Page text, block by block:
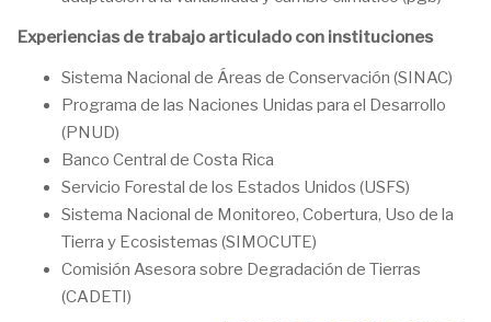
Experiencias de trabajo articulado con instituciones
Sistema Nacional de Áreas de Conservación (SINAC)
Programa de las Naciones Unidas para el Desarrollo
(PNUD)
Banco Central de Costa Rica
Servicio Forestal de los Estados Unidos (USFS)
Sistema Nacional de Monitoreo, Cobertura, Uso de la
Tierra y Ecosistemas (SIMOCUTE)
Comisión Asesora sobre Degradación de Tierras
(CADETI)